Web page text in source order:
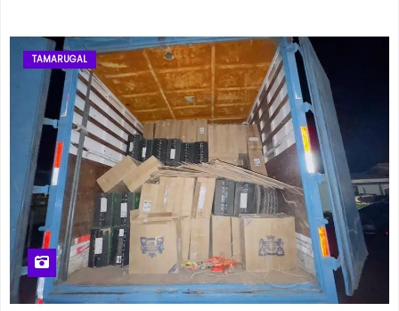
TAMARUGAL